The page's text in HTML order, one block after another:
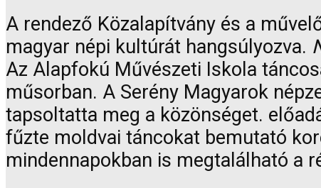
A rendező Közalapítvány és a
magyar népi kultúrát hangsúlyozva.
Az Alapfokú Művészeti Iskola
műsorban. A Serény Magyarok
tapsoltatta meg a közönséget.
fűzte moldvai táncokat bemutató
mindennapokban is megtalálható a